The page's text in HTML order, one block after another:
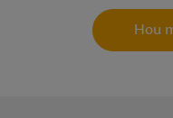
Hou